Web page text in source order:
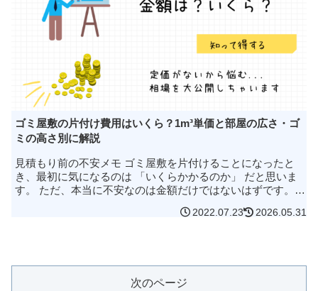
ゴミ屋敷の片付け費用はいくら？1m³単価と部屋の広さ・ゴ
ミの高さ別に解説
見積もり前の不安メモ ゴミ屋敷を片付けることになったと
き、最初に気になるのは 「いくらかかるのか」 だと思いま
す。 ただ、本当に不安なのは金額だけではないはずです。
2022.07.23 2026.05.31
次のページ